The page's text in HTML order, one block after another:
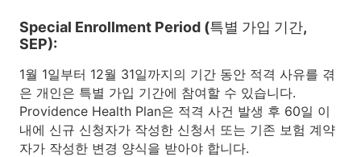
Special Enrollment Period (특별 가입 기간,
SEP):
1월 1일부터 12월 31일까지의 기간 동안 적격 사유를 겪
은 개인은 특별 가입 기간에 참여할 수 있습니다.
Providence Health Plan은 적격 사건 발생 후 60일 이
내에 신규 신청자가 작성한 신청서 또는 기존 보험 계약
자가 작성한 변경 양식을 받아야 합니다.